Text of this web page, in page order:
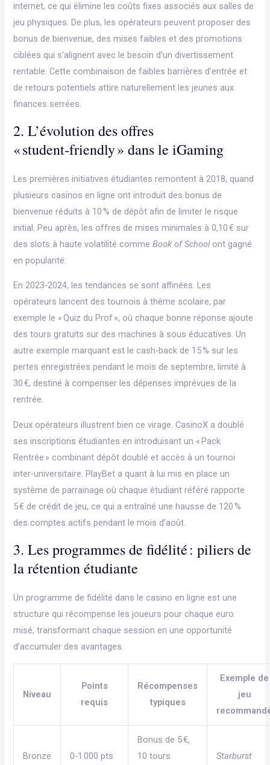
internet, ce qui élimine les coûts fixes associés aux salles de
jeu physiques. De plus, les opérateurs peuvent proposer des
bonus de bienvenue, des mises faibles et des promotions
ciblées qui s’alignent avec le besoin d’un divertissement
rentable. Cette combinaison de faibles barrières d’entrée et
de retours potentiels attire naturellement les jeunes aux
finances serrées.
2. L’évolution des offres
« student‑friendly » dans le iGaming
Les premières initiatives étudiantes remontent à 2018, quand
plusieurs casinos en ligne ont introduit des bonus de
bienvenue réduits à 10 % de dépôt afin de limiter le risque
initial. Peu après, les offres de mises minimales à 0,10 € sur
des slots à haute volatilité commeBook of Schoolont gagné
en popularité.
En 2023‑2024, les tendances se sont affinées. Les
opérateurs lancent des tournois à thème scolaire, par
exemple le « Quiz du Prof », où chaque bonne réponse ajoute
des tours gratuits sur des machines à sous éducatives. Un
autre exemple marquant est le cash‑back de 15 % sur les
pertes enregistrées pendant le mois de septembre, limité à
30 €, destiné à compenser les dépenses imprévues de la
rentrée.
Deux opérateurs illustrent bien ce virage. CasinoX a doublé
ses inscriptions étudiantes en introduisant un « Pack
Rentrée » combinant dépôt doublé et accès à un tournoi
inter‑universitaire. PlayBet a quant à lui mis en place un
système de parrainage où chaque étudiant référé rapporte
5 € de crédit de jeu, ce qui a entraîné une hausse de 120 %
des comptes actifs pendant le mois d’août.
3. Les programmes de fidélité : piliers de
la rétention étudiante
Un programme de fidélité dans le casino en ligne est une
structure qui récompense les joueurs pour chaque euro
misé, transformant chaque session en une opportunité
d’accumuler des avantages.
Niveau
Points
requis
Récompenses
typiques
Exemple de
jeu
Bronze 0‑1 000 pts
Bonus de 5 €,
10 tours
Starburst